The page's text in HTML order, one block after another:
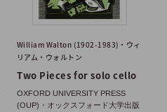
William Walton (1902-1983)・ウィ
リアム・ウォルトン
Two Pieces for solo cello
OXFORD UNIVERSITY PRESS
(OUP)・オックスフォード大学出版